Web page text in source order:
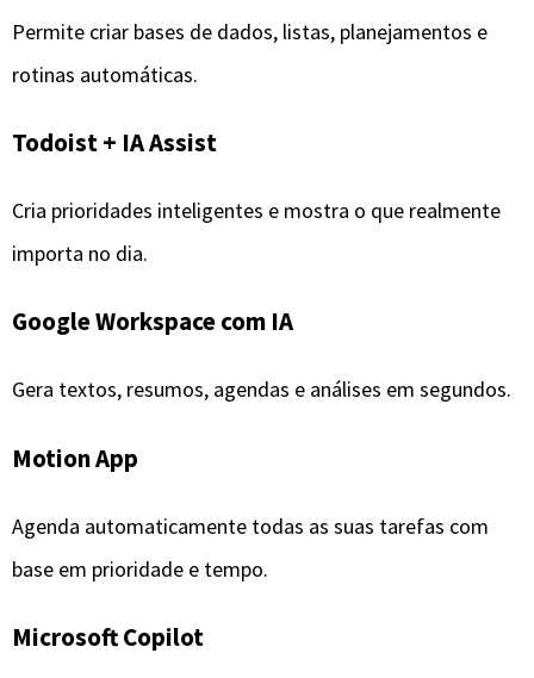
Permite criar bases de dados, listas, planejamentos e
rotinas automáticas.
Todoist + IA Assist
Cria prioridades inteligentes e mostra o que realmente
importa no dia.
Google Workspace com IA
Gera textos, resumos, agendas e análises em segundos.
Motion App
Agenda automaticamente todas as suas tarefas com
base em prioridade e tempo.
Microsoft Copilot